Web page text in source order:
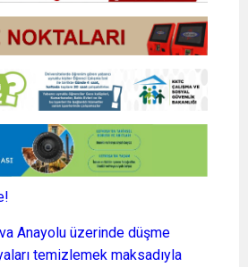
Anayolu üzerinde düşme
temizlemek maksadıyla